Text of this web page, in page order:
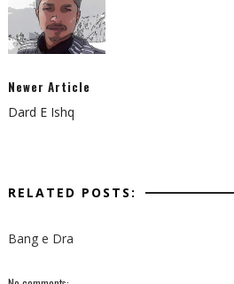
Newer Article
Dard E Ishq
RELATED POSTS:
Bang e Dra